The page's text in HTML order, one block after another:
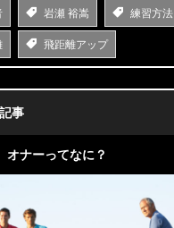
岩瀬 裕嵩 練習方法
飛距離アップ
事
オナーってなに？